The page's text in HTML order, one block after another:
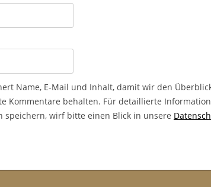
Name, E-Mail und Inhalt, damit wir den
Kommentare behalten. Für detaillierte
speichern, wirf bitte einen Blick in unsere